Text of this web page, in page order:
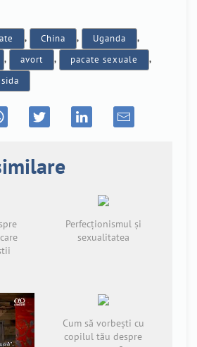
, China , Uganda ,
, avort , pacate sexuale ,
sida
Perfecționismul și
sexualitatea
Cum să vorbești cu
copilul tău despre